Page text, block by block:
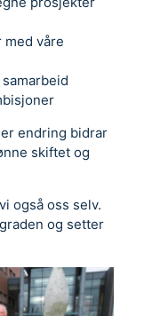
våre
endring bidrar
skiftet og
også oss selv.
og setter